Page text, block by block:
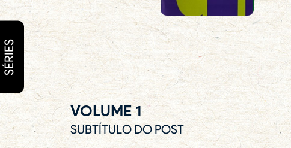
SÉRIES
VOLUME 1
SUBTÍTULO DO POST